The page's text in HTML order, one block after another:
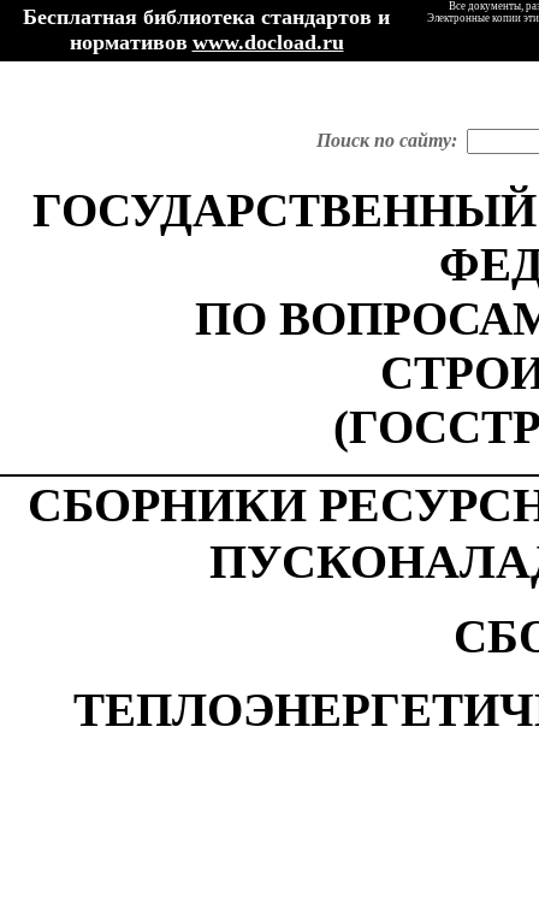
Бесплатная библиотека стандартов и
нормативов www.docload.ru
Все документы,
Электронные копии
Поиск по сайту:
ПО
СБОРНИКИ